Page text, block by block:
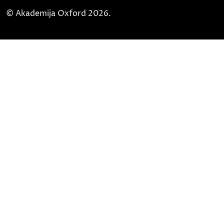
© Akademija Oxford 2026.